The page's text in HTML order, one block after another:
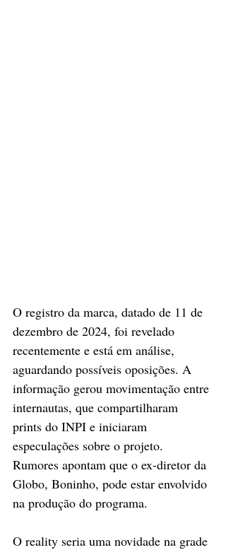
O registro da marca, datado de 11 de
dezembro de 2024, foi revelado
recentemente e está em análise,
aguardando possíveis oposições. A
informação gerou movimentação entre
internautas, que compartilharam
prints do INPI e iniciaram
especulações sobre o projeto.
Rumores apontam que o ex-diretor da
Globo, Boninho, pode estar envolvido
na produção do programa.
O reality seria uma novidade na grade